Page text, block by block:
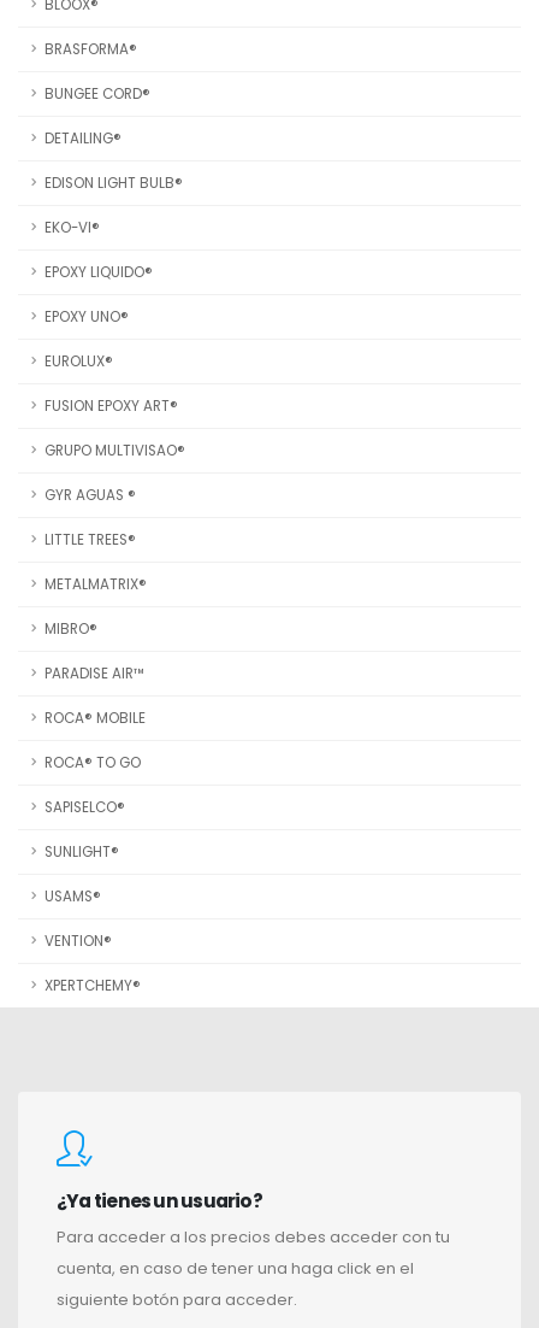
BLOOX®
BRASFORMA®
BUNGEE CORD®
DETAILING®
EDISON LIGHT BULB®
EKO-VI®
EPOXY LIQUIDO®
EPOXY UNO®
EUROLUX®
FUSION EPOXY ART®
GRUPO MULTIVISAO®
GYR AGUAS ®
LITTLE TREES®
METALMATRIX®
MIBRO®
PARADISE AIR™
ROCA® MOBILE
ROCA® TO GO
SAPISELCO®
SUNLIGHT®
USAMS®
VENTION®
XPERTCHEMY®
¿Ya tienes un usuario?
Para acceder a los precios debes acceder con tu
cuenta, en caso de tener una haga click en el
siguiente botón para acceder.